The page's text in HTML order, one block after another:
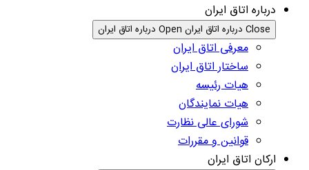
درباره اتاق ایران
Close درباره اتاق ایران Open درباره اتاق ایران
معرفی اتاق ایران
ساختار اتاق ایران
هیات رئیسه
هیات نمایندگان
شورای عالی نظارت
قوانین و مقررات
ارکان اتاق ایران